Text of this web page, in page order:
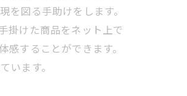
図る手助けをします。
掛けた商品をネット上で
することができます。
います。